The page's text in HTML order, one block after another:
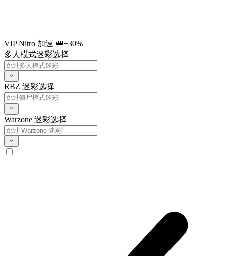
VIP Nitro 加速 👑+30%
多人模式迷彩选择
RBZ 迷彩选择
Warzone 迷彩选择